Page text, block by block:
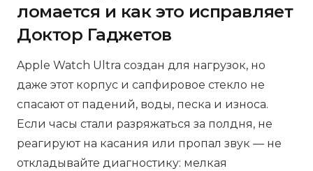
ломается и как это исправляет
Доктор Гаджетов
Apple Watch Ultra создан для нагрузок, но
даже этот корпус и сапфировое стекло не
спасают от падений, воды, песка и износа.
Если часы стали разряжаться за полдня, не
реагируют на касания или пропал звук — не
откладывайте диагностику: мелкая